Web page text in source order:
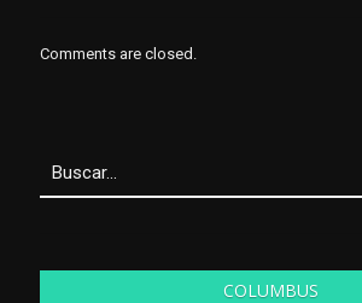
Comments are closed.
COLUMBUS